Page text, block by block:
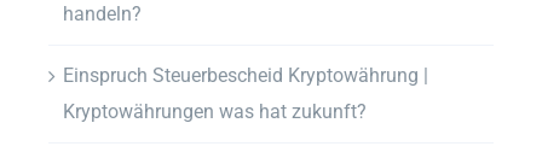
handeln?
Einspruch Steuerbescheid Kryptowährung |
Kryptowährungen was hat zukunft?